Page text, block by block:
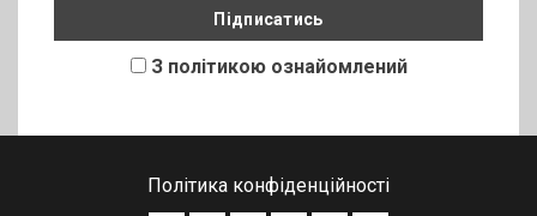
З політикою ознайомлений
Політика конфіденційності